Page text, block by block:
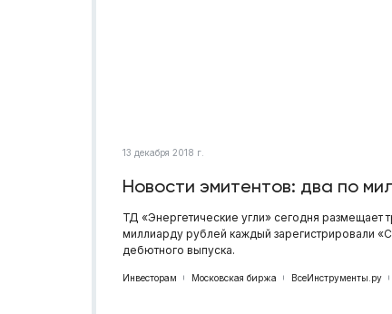
13 декабря 2018 г.
Новости эмитентов: два по
ТД «Энергетические угли» сегодня
миллиарду рублей каждый зарегистрировали
дебютного выпуска.
Инвесторам Московская биржа ВсеИнструменты.ру